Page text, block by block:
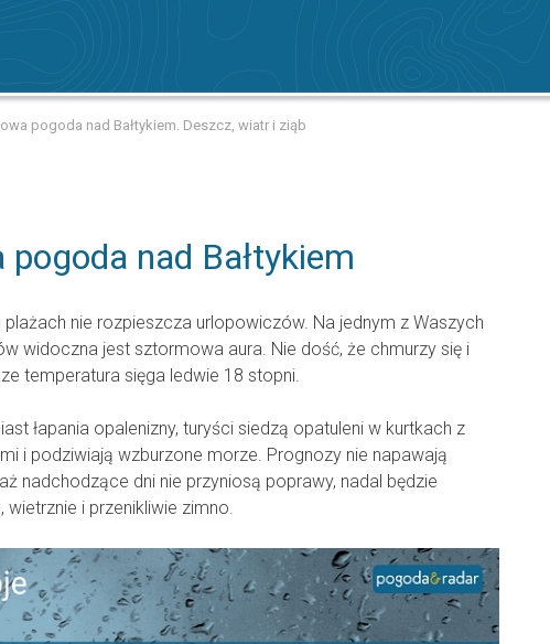
pogoda nad Bałtykiem. Deszcz, wiatr i ziąb
nad Bałtykiem
plażach nie rozpieszcza urlopowiczów. Na jednym z Waszych
widoczna jest sztormowa aura. Nie dość, że chmurzy się i
temperatura sięga ledwie 18 stopni.
łapania opalenizny, turyści siedzą opatuleni w kurtkach z
i podziwiają wzburzone morze. Prognozy nie napawają
nadchodzące dni nie przyniosą poprawy, nadal będzie
i przenikliwie zimno.